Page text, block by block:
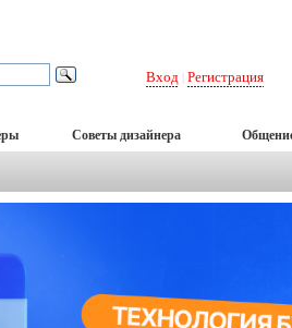
Вход Регистрация
Советы дизайнера